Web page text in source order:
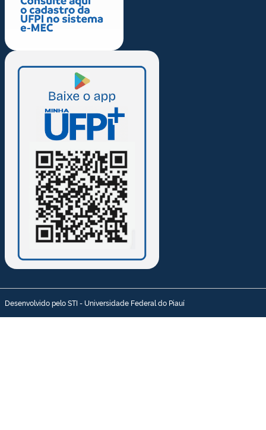
Desenvolvido pelo STI - Universidade Federal do Piauí